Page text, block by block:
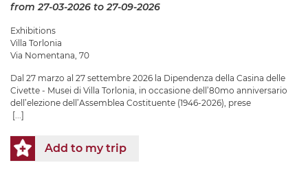
from 27-03-2026 to 27-09-2026
Exhibitions
Villa Torlonia
Via Nomentana, 70
Dal 27 marzo al 27 settembre 2026 la Dipendenza della Casina delle
Civette - Musei di Villa Torlonia, in occasione dell’80mo anniversario
dell’elezione dell’Assemblea Costituente (1946-2026), prese
[...]
Add to my trip